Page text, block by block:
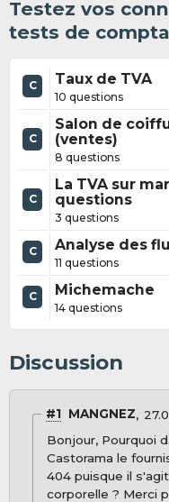
Testez vos
tests de
C Taux de TVA
10 questions
C
Salon de
(ventes)
8 questions
C
La TVA sur
questions
3 questions
C Analyse des
11 questions
C Michemache
14 questions
Discussion
#1 MANGNEZ
Bonjour, Pourquoi
Castorama le
404 puisque il
corporelle ? Merci